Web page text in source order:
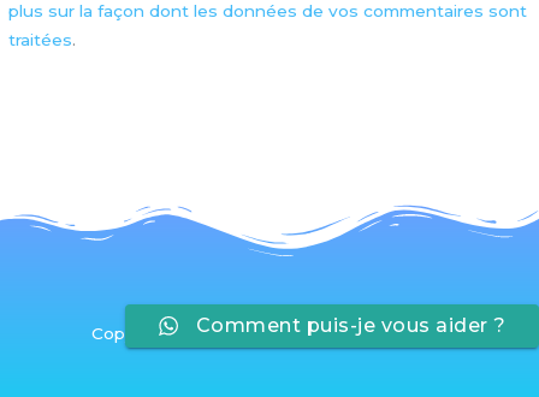
plus sur la façon dont les données de vos commentaires sont
traitées.
Copyright © 2026 Apprivoiser son Stress®
Comment puis-je vous aider ?